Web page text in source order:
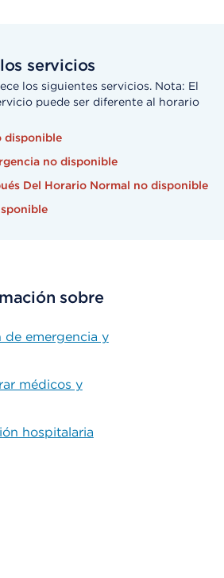
servicios
los siguientes servicios. Nota: El
puede ser diferente al horario
disponible
no disponible
Del Horario Normal no disponible
sobre
de emergencia y
médicos y
hospitalaria